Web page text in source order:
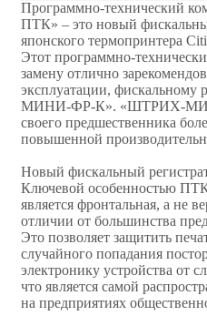
Программно-технический
ПТК» – это новый
японского термопринтера
Этот программно-
замену отлично
эксплуатации,
МИНИ-ФР-К». «ШТРИХ-
своего предшественника
повышенной
Новый фискальный
Ключевой особенностью
является фронтальная, а не
отличии от большинства
Это позволяет защитить
случайного попадания
электронику устройства от
что является самой
на предприятиях